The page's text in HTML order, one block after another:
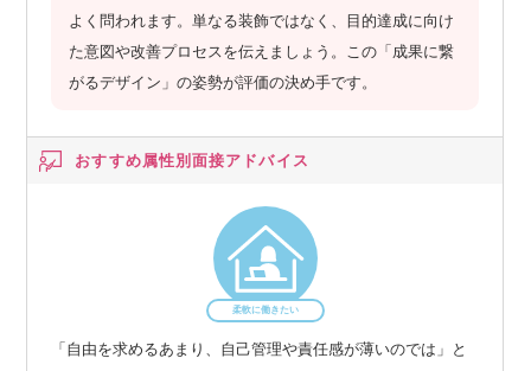
よく問われます。単なる装飾ではなく、目的達成に向け
た意図や改善プロセスを伝えましょう。この「成果に繋
がるデザイン」の姿勢が評価の決め手です。
おすすめ属性別面接アドバイス
柔軟に働きたい
「自由を求めるあまり、自己管理や責任感が薄いのでは」と